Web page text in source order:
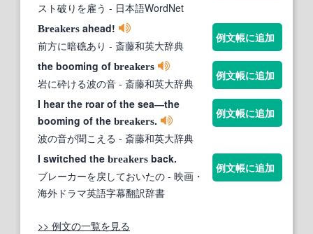
スト破りを雇う - 日本語WordNet
Breakers ahead!
前方に暗礁あり - 斎藤和英大辞典
例文帳に追加
the booming of breakers
岩に砕ける波の音 - 斎藤和英大辞典
例文帳に追加
I hear the roar of the sea―the
booming of the breakers.
波の音が聞こえる - 斎藤和英大辞典
例文帳に追加
I switched the breakers back.
ブレーカーを戻しておいたの - 映画・
海外ドラマ英語字幕翻訳辞書
例文帳に追加
>> 例文の一覧を見る